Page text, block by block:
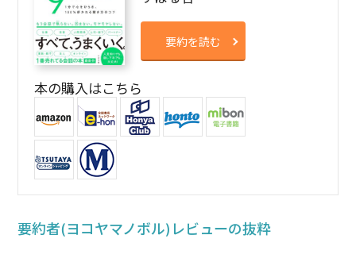
要約を読む
本の購入はこちら
要約者(ヨコヤマノボル)レビューの抜粋